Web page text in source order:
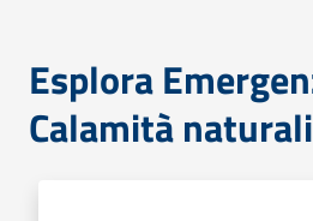
Esplora
Calamità naturali